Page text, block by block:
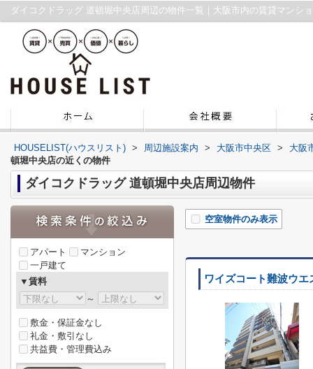
ダイコクドラッグ 道頓堀中央店周辺の物件一覧｜大阪市内の賃貸マンシ
HOUSELIST(ハウスリスト) > 周辺施設案内 > 大阪市中央区 >
大阪
頓堀中央店の近くの物件
ダイコクドラッグ 道頓堀中央店周辺物件
空室物件のみ表示
ワイズコート難波ウエ
アパート
マンション
一戸建て
▼賃料
～
敷金・保証金なし
礼金・敷引なし
共益費・管理費込み